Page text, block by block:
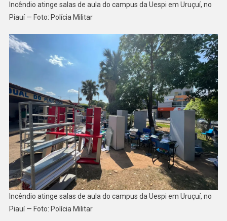
Incêndio atinge salas de aula do campus da Uespi em Uruçuí, no
Piauí — Foto: Polícia Militar
Incêndio atinge salas de aula do campus da Uespi em Uruçuí, no
Piauí — Foto: Polícia Militar